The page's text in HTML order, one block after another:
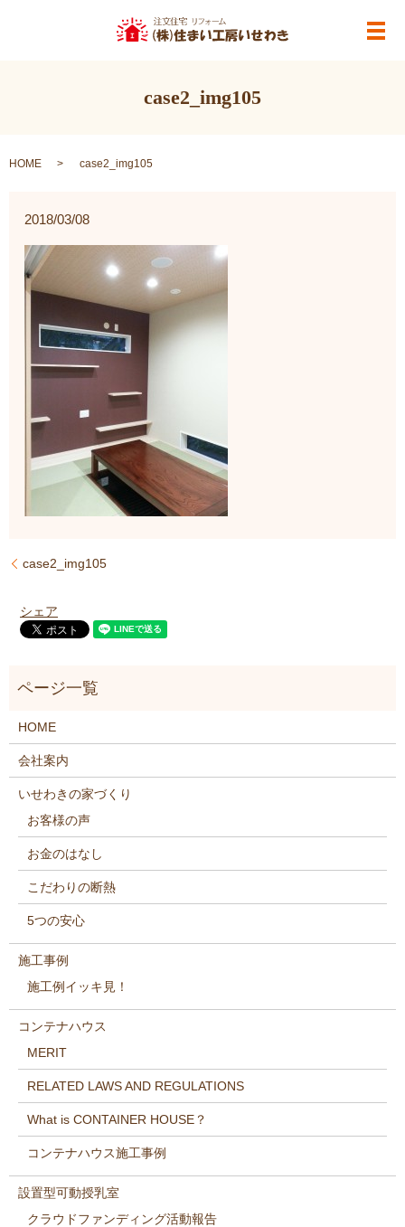
メ
case2_img105
HOME case2_img105
2018/03/08
case2_img105
シェア
HOME
会社案内
いせわきの家づくり
お客様の声
お金のはなし
こだわりの断熱
5つの安心
施工事例
施工例イッキ見！
コンテナハウス
MERIT
RELATED LAWS AND REGULATIONS
What is CONTAINER HOUSE？
コンテナハウス施工事例
設置型可動授乳室
クラウドファンディング活動報告